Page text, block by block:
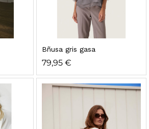
Bñusa gris gasa
79,95 €